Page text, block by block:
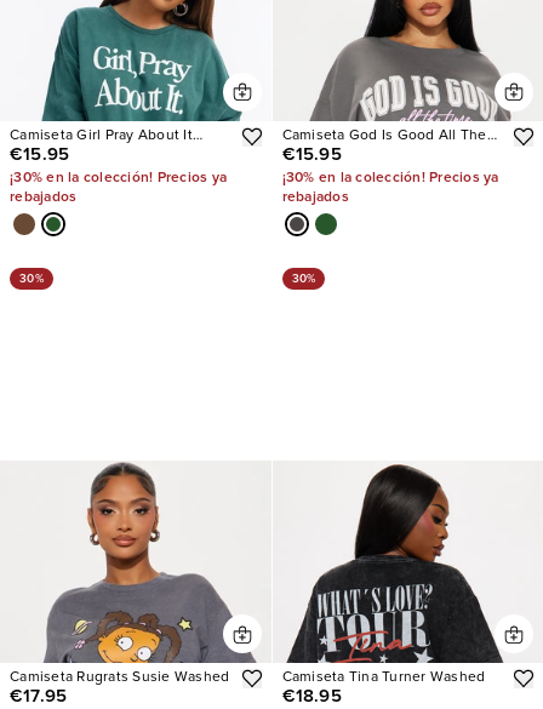
Camiseta Girl Pray About It
Washed
€15.95
¡30% en la colección! Precios ya
rebajados
Camiseta God Is Good All The
Time Oversized
€15.95
¡30% en la colección! Precios ya
rebajados
30%
Camiseta Rugrats Susie Washed
€17.95
30%
Camiseta Tina Turner Washed
€18.95